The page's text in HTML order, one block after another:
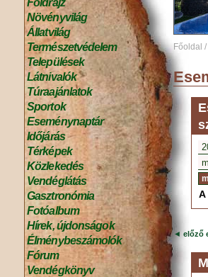
Földrajz
Növényvilág
Állatvilág
Természetvédelem
Települések
Látnivalók
Túraajánlatok
Sportok
Eseménynaptár
Időjárás
Térképek
Közlekedés
Vendéglátás
Gasztronómia
Fotóalbum
Hírek, újdonságok
Élménybeszámolók
Fórum
Vendégkönyv
Főoldal /
A
◄ előző